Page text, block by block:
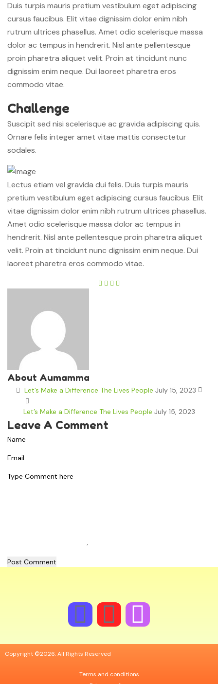
Duis turpis mauris pretium vestibulum eget adipiscing
cursus faucibus. Elit vitae dignissim dolor enim nibh
rutrum ultrices phasellus. Amet odio scelerisque massa
dolor ac tempus in hendrerit. Nisl ante pellentesque
proin pharetra aliquet velit. Proin at tincidunt nunc
dignissim enim neque. Dui laoreet pharetra eros
commodo vitae.
Challenge
Suscipit sed nisi scelerisque ac gravida adipiscing quis.
Ornare felis integer amet vitae mattis consectetur
sodales.
Lectus etiam vel gravida dui felis. Duis turpis mauris
pretium vestibulum eget adipiscing cursus faucibus. Elit
vitae dignissim dolor enim nibh rutrum ultrices phasellus.
Amet odio scelerisque massa dolor ac tempus in
hendrerit. Nisl ante pellentesque proin pharetra aliquet
velit. Proin at tincidunt nunc dignissim enim neque. Dui
laoreet pharetra eros commodo vitae.
About Aumamma
Let’s Make a Difference The Lives People July 15, 2023
Let’s Make a Difference The Lives People July 15, 2023
Leave A Comment
Post Comment
Copyright ©2026. All Rights Reserved
Terms and conditions